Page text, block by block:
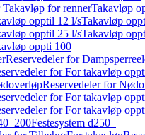
Takavløp for rennerTakavløp
opptil 12 l/sTakavløp
opptil 25 l/sTakavløp
oppti 100
Reservedeler for
for For takavløp
Reservedeler for
for For takavløp
for For takavløp
Festesystem d250–